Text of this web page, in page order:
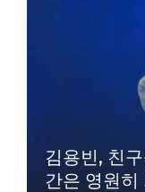
김용빈, 친
간은 영원히